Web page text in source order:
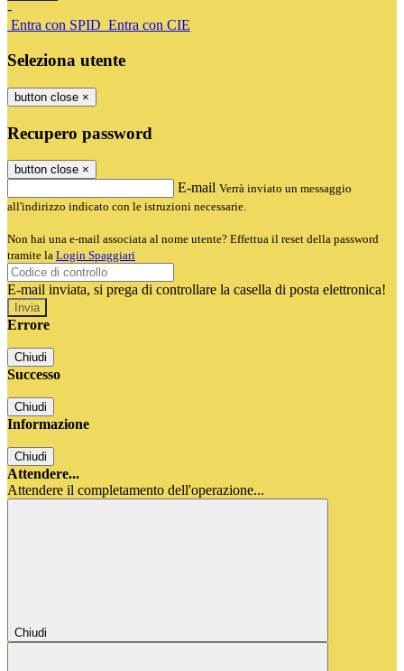
-
Entra con SPID Entra con CIE
Seleziona utente
button close ×
Recupero password
button close ×
E-mail Verrà inviato un messaggio
all'indirizzo indicato con le istruzioni necessarie.
Non hai una e-mail associata al nome utente? Effettua il reset della password
tramite la Login Spaggiari
E-mail inviata, si prega di controllare la casella di posta elettronica!
Errore
Chiudi
Successo
Chiudi
Informazione
Chiudi
Attendere...
Attendere il completamento dell'operazione...
Chiudi